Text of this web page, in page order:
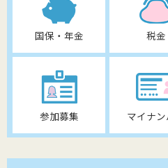
国保・年金 税金
参加募集 マイナン